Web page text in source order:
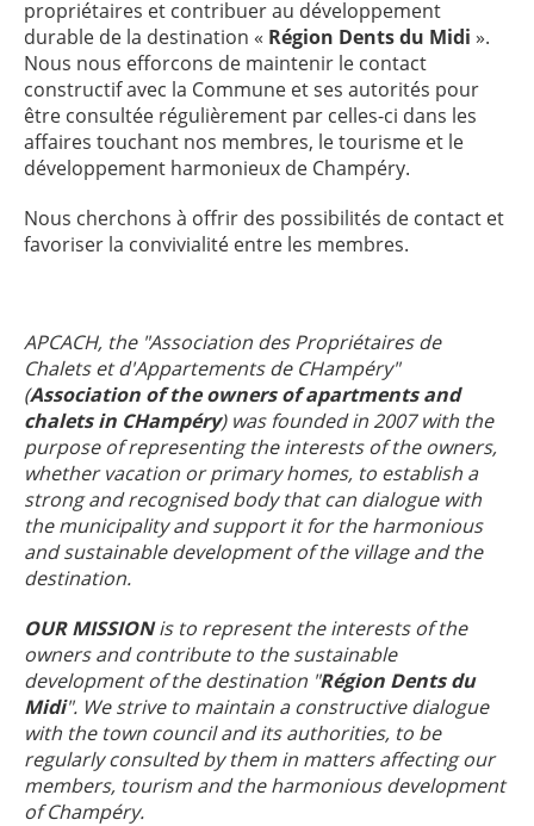
propriétaires et contribuer au développement
durable de la destination « Région Dents du Midi ».
Nous nous efforcons de maintenir le contact
constructif avec la Commune et ses autorités pour
être consultée régulièrement par celles-ci dans les
affaires touchant nos membres, le tourisme et le
développement harmonieux de Champéry.
Nous cherchons à offrir des possibilités de contact et
favoriser la convivialité entre les membres.
APCACH, the "Association des Propriétaires de
Chalets et d'Appartements de CHampéry"
(Association of the owners of apartments and
chalets in CHampéry) was founded in 2007 with the
purpose of representing the interests of the owners,
whether vacation or primary homes, to establish a
strong and recognised body that can dialogue with
the municipality and support it for the harmonious
and sustainable development of the village and the
destination.
OURMISSION is to represent the interests of the
owners and contribute to the sustainable
development of the destination "Région Dents du
Midi". We strive to maintain a constructive dialogue
with the town council and its authorities, to be
regularly consulted by them in matters affecting our
members, tourism and the harmonious development
of Champéry.